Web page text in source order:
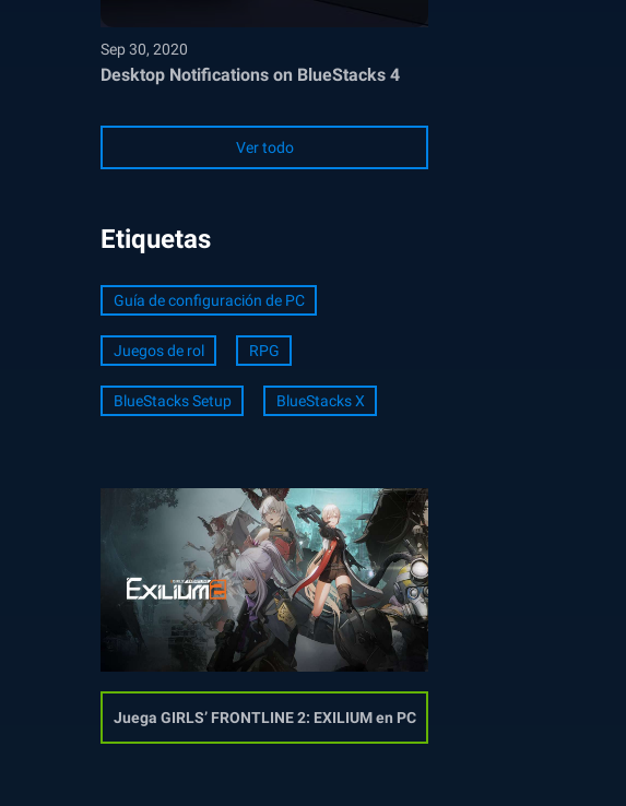
Sep 30, 2020
Desktop Notifications on BlueStacks 4
Ver todo
Etiquetas
Guía de configuración de PC
Juegos de rol RPG
BlueStacks Setup BlueStacks X
Juega GIRLS’ FRONTLINE 2: EXILIUM en PC